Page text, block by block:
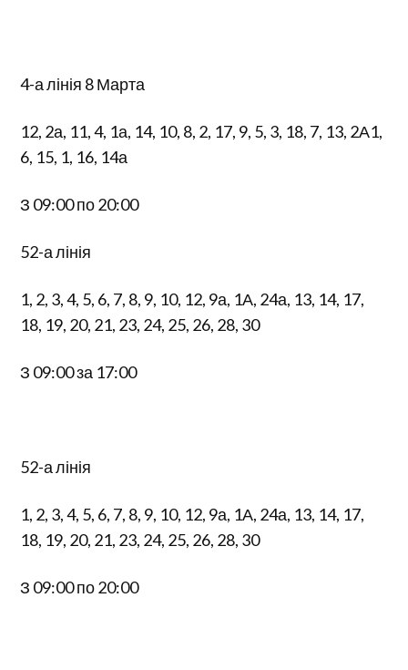
4-а лінія 8 Марта
12, 2а, 11, 4, 1а, 14, 10, 8, 2, 17, 9, 5, 3, 18, 7, 13, 2А1,
6, 15, 1, 16, 14а
З 09:00 по 20:00
52-а лінія
1, 2, 3, 4, 5, 6, 7, 8, 9, 10, 12, 9а, 1А, 24а, 13, 14, 17,
18, 19, 20, 21, 23, 24, 25, 26, 28, 30
З 09:00 за 17:00
52-а лінія
1, 2, 3, 4, 5, 6, 7, 8, 9, 10, 12, 9а, 1А, 24а, 13, 14, 17,
18, 19, 20, 21, 23, 24, 25, 26, 28, 30
З 09:00 по 20:00